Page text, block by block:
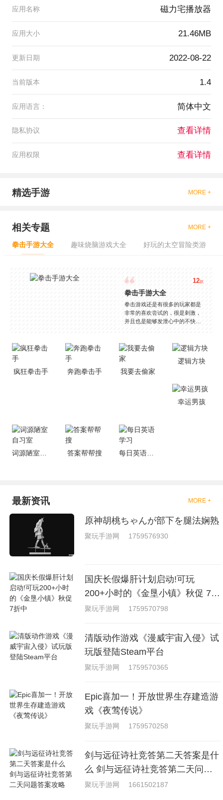
应用名称 磁力宅播放器
应用大小 21.46MB
更新日期 2022-08-22
当前版本 1.4
应用语言： 简体中文
隐私协议 查看详情
应用权限 查看详情
精选手游 MORE +
相关专题 MORE +
拳击手游大全 趣味烧脑游戏大全 好玩的太空冒险类游
12款
拳击手游大全
拳击游戏还是有很多的玩家都是
非常的喜欢尝试的，很是刺激，
并且也是能够发泄心中的不快
是一些格斗的游戏，其实是非常
的有趣，也是相当的刺激的，游
戏中是有一些不同的场景都是能
够去进行体验的，我们也是能够
就是收集了一些有意思的拳击游
戏，相信你们一定会喜欢的。
疯狂拳击手 奔跑拳击手 我要去偷家
逻辑方块
幸运男孩
答案帮帮搜 每日英语学习
最新资讯 MORE +
原神胡桃ちゃんが部下を腿法娴熟
聚玩手游网 1759576930
国庆长假爆肝计划启动!可玩
200+小时的《金垦小镇》秋促 7折
中
聚玩手游网 1759570798
清版动作游戏《漫威宇宙入侵》试
玩版登陆Steam平台
聚玩手游网 1759570365
Epic喜加一！开放世界生存建造游
戏《夜莺传说》
聚玩手游网 1759570258
剑与远征诗社竞答第二天答案是什
么 剑与远征诗社竞答第二天问题
答案攻略
聚玩手游网 1661502187